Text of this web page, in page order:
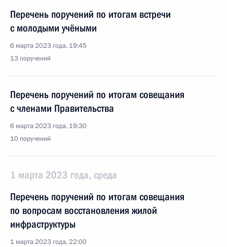
Перечень поручений по итогам встречи
с молодыми учёными
6 марта 2023 года, 19:45
13 поручений
Перечень поручений по итогам совещания
с членами Правительства
6 марта 2023 года, 19:30
10 поручений
1 марта 2023 года, среда
Перечень поручений по итогам совещания
по вопросам восстановления жилой
инфраструктуры
1 марта 2023 года, 22:00